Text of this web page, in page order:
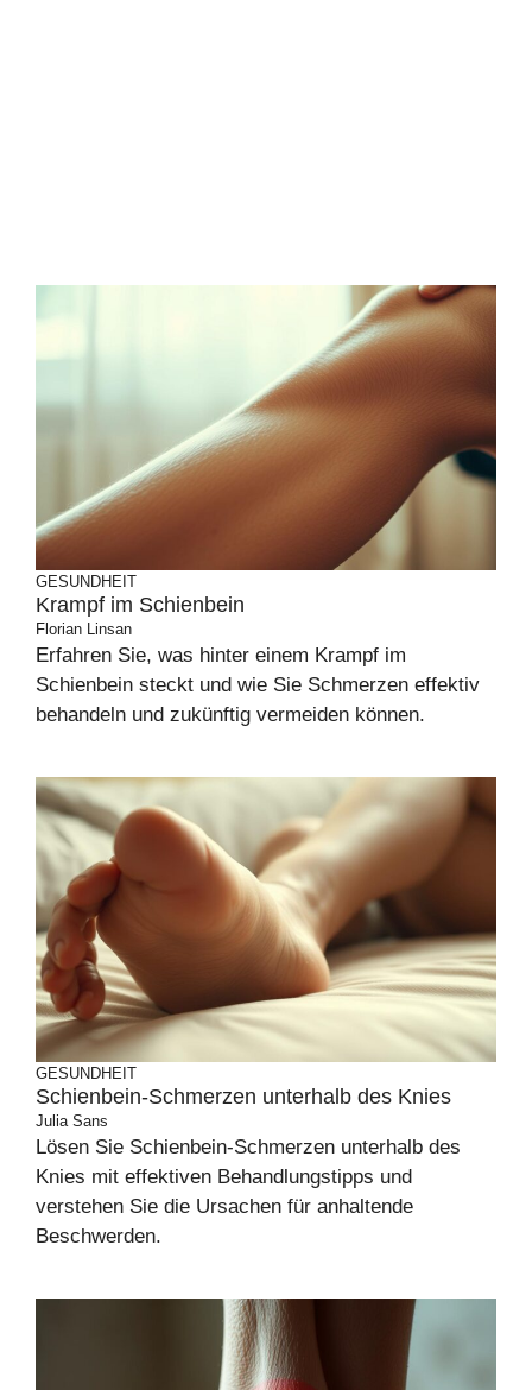
GESUNDHEIT
Krampf im Schienbein
Florian Linsan
Erfahren Sie, was hinter einem Krampf im
Schienbein steckt und wie Sie Schmerzen effektiv
behandeln und zukünftig vermeiden können.
GESUNDHEIT
Schienbein-Schmerzen unterhalb des Knies
Julia Sans
Lösen Sie Schienbein-Schmerzen unterhalb des
Knies mit effektiven Behandlungstipps und
verstehen Sie die Ursachen für anhaltende
Beschwerden.